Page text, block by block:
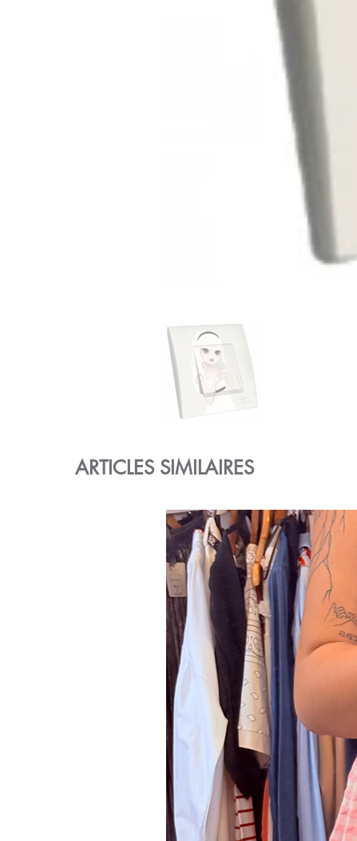
ARTICLES SIMILAIRES